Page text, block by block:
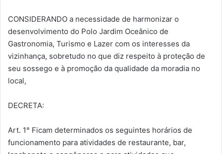
CONSIDERANDO a necessidade de harmonizar o
desenvolvimento do Polo Jardim Oceânico de
Gastronomia, Turismo e Lazer com os interesses da
vizinhança, sobretudo no que diz respeito à proteção de
seu sossego e à promoção da qualidade da moradia no
local,
DECRETA:
Art. 1° Ficam determinados os seguintes horários de
funcionamento para atividades de restaurante, bar,